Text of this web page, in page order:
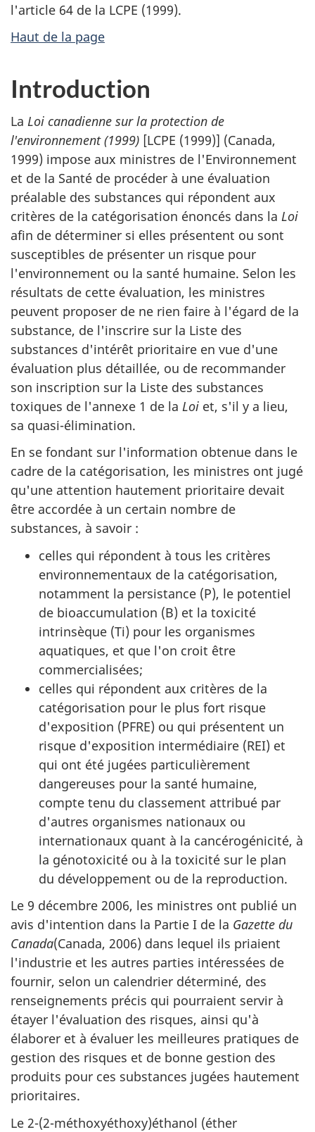
l'article 64 de la LCPE (1999).
Haut de la page
Introduction
La Loi canadienne sur la protection de
l'environnement (1999) [LCPE (1999)] (Canada,
1999) impose aux ministres de l'Environnement
et de la Santé de procéder à une évaluation
préalable des substances qui répondent aux
critères de la catégorisation énoncés dans la Loi
afin de déterminer si elles présentent ou sont
susceptibles de présenter un risque pour
l'environnement ou la santé humaine. Selon les
résultats de cette évaluation, les ministres
peuvent proposer de ne rien faire à l'égard de la
substance, de l'inscrire sur la Liste des
substances d'intérêt prioritaire en vue d'une
évaluation plus détaillée, ou de recommander
son inscription sur la Liste des substances
toxiques de l'annexe 1 de la Loi et, s'il y a lieu,
sa quasi-élimination.
En se fondant sur l'information obtenue dans le
cadre de la catégorisation, les ministres ont jugé
qu'une attention hautement prioritaire devait
être accordée à un certain nombre de
substances, à savoir :
celles qui répondent à tous les critères
environnementaux de la catégorisation,
notamment la persistance (P), le potentiel
de bioaccumulation (B) et la toxicité
intrinsèque (Ti) pour les organismes
aquatiques, et que l'on croit être
commercialisées;
celles qui répondent aux critères de la
catégorisation pour le plus fort risque
d'exposition (PFRE) ou qui présentent un
risque d'exposition intermédiaire (REI) et
qui ont été jugées particulièrement
dangereuses pour la santé humaine,
compte tenu du classement attribué par
d'autres organismes nationaux ou
internationaux quant à la cancérogénicité, à
la génotoxicité ou à la toxicité sur le plan
du développement ou de la reproduction.
Le 9 décembre 2006, les ministres ont publié un
avis d'intention dans la Partie I de la Gazette du
Canada(Canada, 2006) dans lequel ils priaient
l'industrie et les autres parties intéressées de
fournir, selon un calendrier déterminé, des
renseignements précis qui pourraient servir à
étayer l'évaluation des risques, ainsi qu'à
élaborer et à évaluer les meilleures pratiques de
gestion des risques et de bonne gestion des
produits pour ces substances jugées hautement
prioritaires.
Le 2-(2-méthoxyéthoxy)éthanol (éther